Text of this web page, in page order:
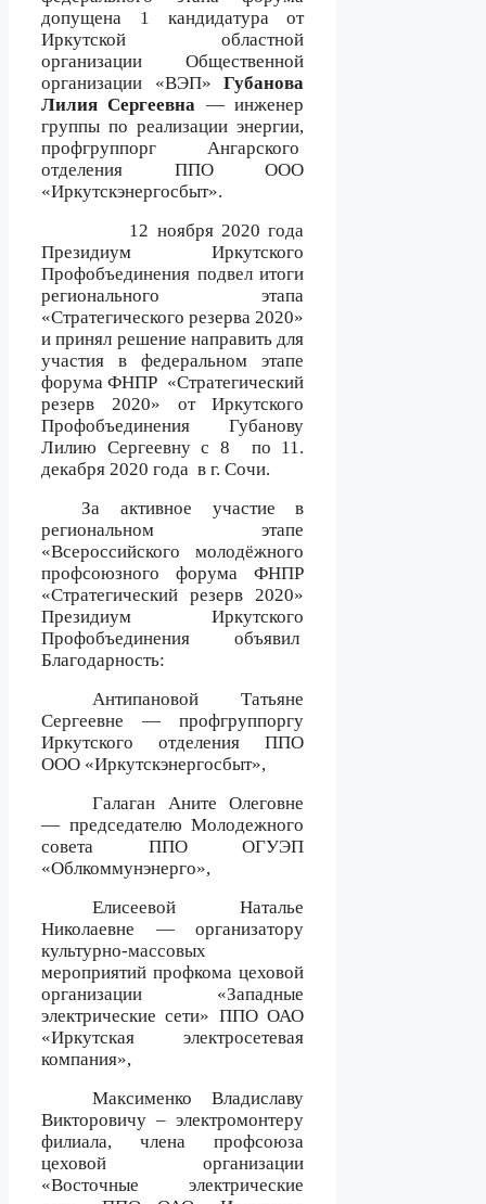
допущена 1 кандидатура от
Иркутской областной
организации Общественной
организации «ВЭП»Губанова
Лилия Сергеевна — инженер
группы по реализации энергии,
профгруппорг Ангарского
отделения ППО ООО
«Иркутскэнергосбыт».
12 ноября 2020 года
Президиум Иркутского
Профобъединения подвел итоги
регионального этапа
«Стратегического резерва 2020»
и принял решение направить для
участия в федеральном этапе
форума ФНПР «Стратегический
резерв 2020» от Иркутского
Профобъединения Губанову
Лилию Сергеевну с 8
по 11.
декабря 2020 года в г. Сочи.
За активное участие в
региональном этапе
«Всероссийского молодёжного
профсоюзного форума ФНПР
«Стратегический резерв 2020»
Президиум Иркутского
Профобъединения
объявил
Благодарность:
Антипановой Татьяне
Сергеевне — профгруппоргу
Иркутского отделения ППО
ООО «Иркутскэнергосбыт»,
Галаган Аните Олеговне
— председателю Молодежного
совета ППО ОГУЭП
«Облкоммунэнерго»,
Елисеевой Наталье
Николаевне — организатору
культурно-массовых
мероприятий профкома цеховой
организации «Западные
электрические сети» ППО ОАО
«Иркутская электросетевая
компания»,
Максименко Владиславу
Викторовичу – электромонтеру
филиала, члена профсоюза
цеховой организации
«Восточные электрические